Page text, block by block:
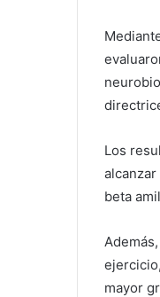
Los
beta
mayor